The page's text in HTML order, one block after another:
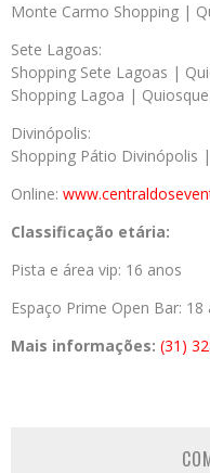
Monte Carmo Shopping |
Sete Lagoas:
Shopping Sete Lagoas |
Shopping Lagoa |
Divinópolis:
Shopping Pátio Divinópolis
Online:
Classificação etária:
Pista e área vip: 16 anos
Espaço Prime Open Bar: 18
Mais informações: (31)